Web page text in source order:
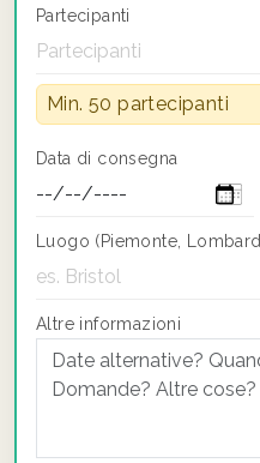
Partecipanti
Min. 50 partecipanti
Data di consegna
Luogo (Piemonte,
Altre informazioni